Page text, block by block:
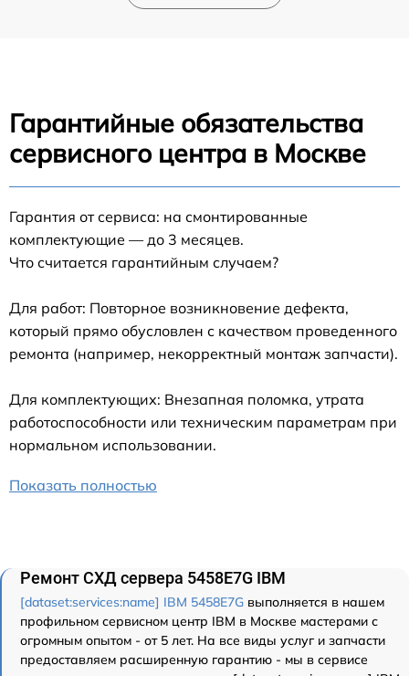
Гарантийные обязательства
сервисного центра в Москве
Гарантия от сервиса: на смонтированные
комплектующие — до 3 месяцев.
Что считается гарантийным случаем?
Для работ: Повторное возникновение дефекта,
который прямо обусловлен с качеством проведенного
ремонта (например, некорректный монтаж запчасти).
Для комплектующих: Внезапная поломка, утрата
работоспособности или техническим параметрам при
нормальном использовании.
Показать полностью
Ремонт СХД сервера 5458E7G IBM
[dataset:services:name] IBM 5458E7G выполняется в нашем
профильном сервисном центр IBM в Москве мастерами с
огромным опытом - от 5 лет. На все виды услуг и запчасти
предоставляем расширенную гарантию - мы в сервисе